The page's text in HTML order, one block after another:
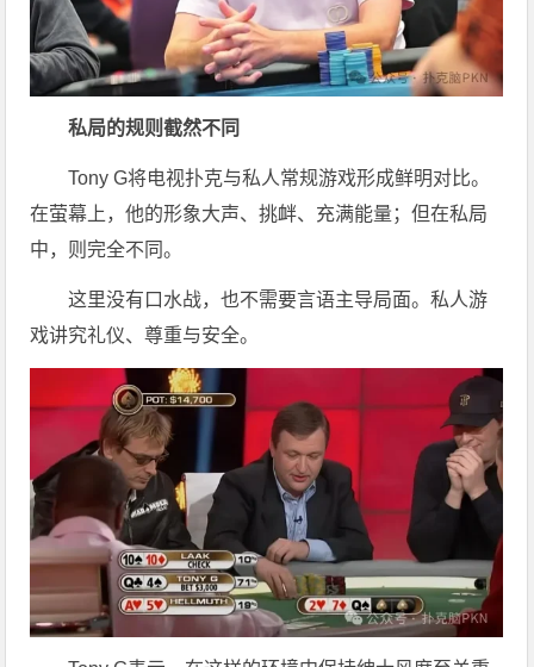
私局的规则截然不同
Tony G将电视扑克与私人常规游戏形成鲜明对比。
在萤幕上，他的形象大声、挑衅、充满能量；但在私局
中，则完全不同。
这里没有口水战，也不需要言语主导局面。私人游
戏讲究礼仪、尊重与安全。